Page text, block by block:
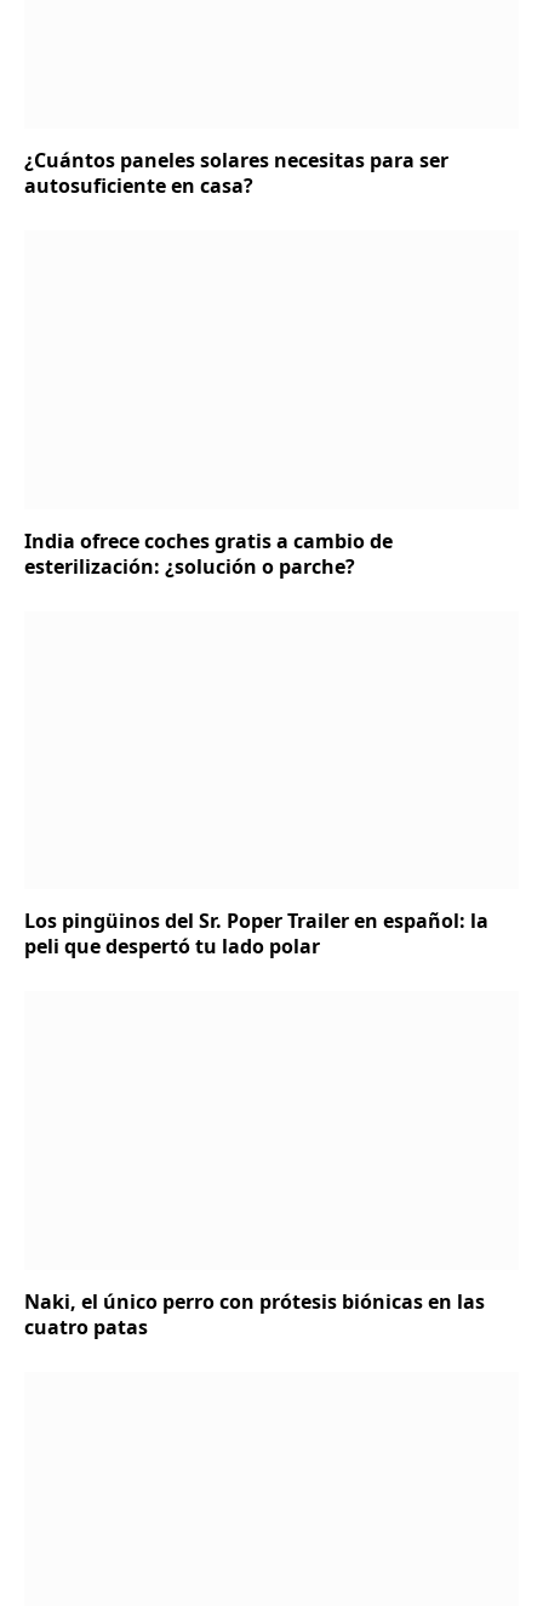
¿Cuántos paneles solares necesitas para ser
autosuficiente en casa?
India ofrece coches gratis a cambio de
esterilización: ¿solución o parche?
Los pingüinos del Sr. Poper Trailer en español: la
peli que despertó tu lado polar
Naki, el único perro con prótesis biónicas en las
cuatro patas